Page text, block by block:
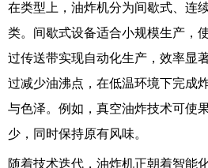
在类型上，油炸机分为间歇式、连
类。间歇式设备适合小规模生产，
过传送带实现自动化生产，效率显
过减少油沸点，在低温环境下完成
与色泽。例如，真空油炸技术可使
少，同时保持原有风味。
随着技术迭代，油炸机正朝着智能